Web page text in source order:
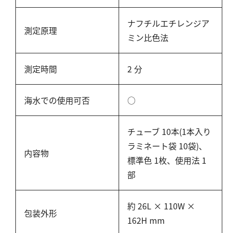
測定原理
ナフチルエチレンジア
ミン比色法
測定時間 2 分
海水での使用可否 ○
内容物
チューブ 10本(1本入り
ラミネート袋 10袋)、
標準色 1枚、使用法 1
部
包装外形
約 26L × 110W ×
162H mm
アルカリ度
pH
界面活性剤
油分
過酸化水素
オゾン
フェノール